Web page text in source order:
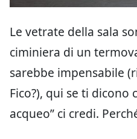
Le vetrate della sala
ciminiera di un
sarebbe impensabile
Fico?), qui se ti dicono
acqueo” ci credi.